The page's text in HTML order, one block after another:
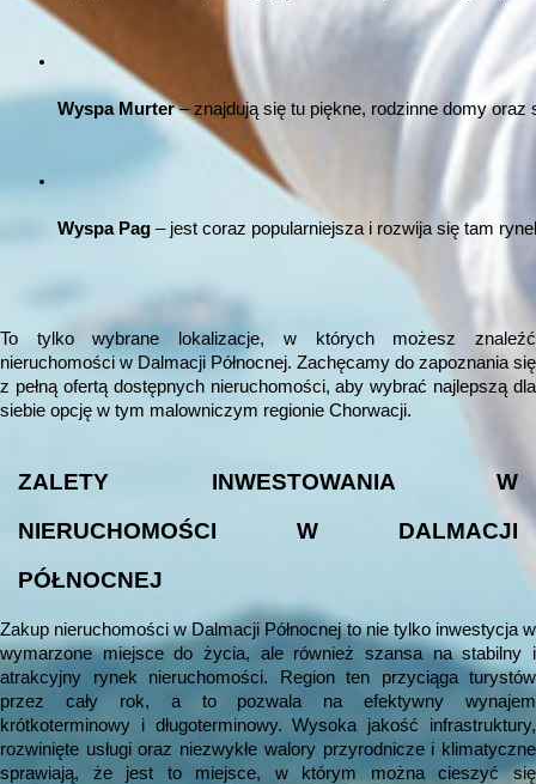
Wyspa Murter – znajdują się tu piękne, rodzinne domy oraz
Wyspa Pag – jest coraz popularniejsza i rozwija się tam
To tylko wybrane lokalizacje, w których możesz znaleźć
nieruchomości w Dalmacji Północnej. Zachęcamy do zapoznania się
z pełną ofertą dostępnych nieruchomości, aby wybrać najlepszą dla
siebie opcję w tym malowniczym regionie Chorwacji.
ZALETY INWESTOWANIA W
NIERUCHOMOŚCI W DALMACJI
PÓŁNOCNEJ
Zakup nieruchomości w Dalmacji Północnej to nie tylko inwestycja w
wymarzone miejsce do życia, ale również szansa na stabilny i
atrakcyjny rynek nieruchomości. Region ten przyciąga turystów
przez cały rok, a to pozwala na efektywny wynajem
krótkoterminowy i długoterminowy. Wysoka jakość infrastruktury,
rozwinięte usługi oraz niezwykłe walory przyrodnicze i klimatyczne
sprawiają, że jest to miejsce, w którym można cieszyć się